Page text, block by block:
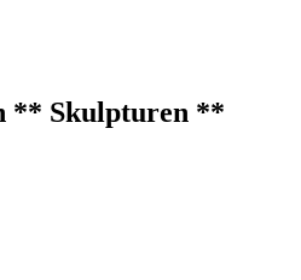
** Skulpturen **